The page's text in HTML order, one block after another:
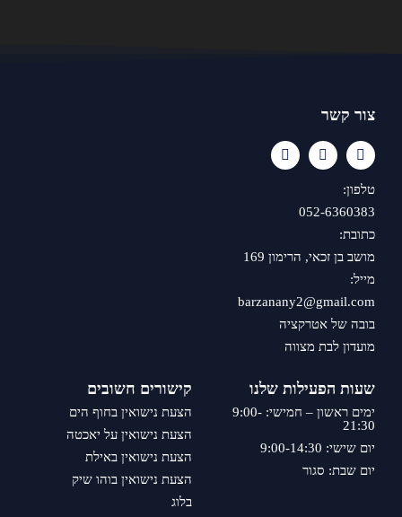
צור קשר
טלפון:
052-6360383
כתובת:
מושב בן זכאי, הרימון 169
מייל:
barzanany2@gmail.com
בובה של אטרקציה
מועדון לבת מצווה
שעות הפעילות שלנו
ימים ראשון – חמישי: 9:00-
21:30
יום שישי: 9:00-14:30
יום שבת: סגור
קישורים חשובים
הצעת נישואין בחוף הים
הצעת נישואין על יאכטה
הצעת נישואין באילת
הצעת נישואין בוהו שיק
בלוג